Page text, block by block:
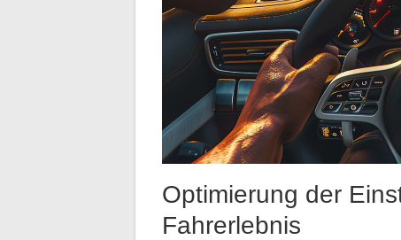
Optimierung der
Fahrerlebnis